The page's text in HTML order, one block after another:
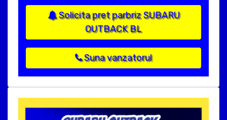
Solicita pret parbriz SUBARU
OUTBACK BL
Suna vanzatorul